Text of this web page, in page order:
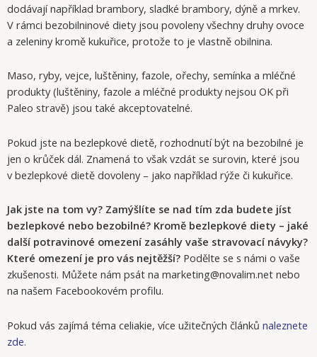
dodávají například brambory, sladké brambory, dýně a mrkev.
V rámci bezobilninové diety jsou povoleny všechny druhy ovoce
a zeleniny kromě kukuřice, protože to je vlastně obilnina.
Maso, ryby, vejce, luštěniny, fazole, ořechy, semínka a mléčné
produkty (luštěniny, fazole a mléčné produkty nejsou OK při
Paleo stravě) jsou také akceptovatelné.
Pokud jste na bezlepkové dietě, rozhodnutí být na bezobilné je
jen o krůček dál. Znamená to však vzdát se surovin, které jsou
v bezlepkové dietě dovoleny – jako například rýže či kukuřice.
Jak jste na tom vy? Zamýšlíte se nad tím zda budete jíst
bezlepkové nebo bezobilné? Kromě bezlepkové diety – jaké
další potravinové omezení zasáhly vaše stravovací návyky?
Které omezení je pro vás nejtěžší? Podělte se s námi o vaše
zkušenosti. Můžete nám psát na marketing@novalim.net nebo
na našem Facebookovém profilu.
Pokud vás zajímá téma celiakie, více užitečných článků naleznete
zde.